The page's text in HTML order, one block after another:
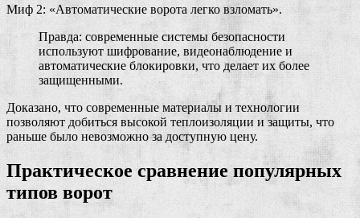
Миф 2: «Автоматические ворота легко взломать».
Правда: современные системы безопасности
используют шифрование, видеонаблюдение и
автоматические блокировки, что делает их более
защищенными.
Доказано, что современные материалы и технологии
позволяют добиться высокой теплоизоляции и защиты, что
раньше было невозможно за доступную цену.
Практическое сравнение популярных
типов ворот